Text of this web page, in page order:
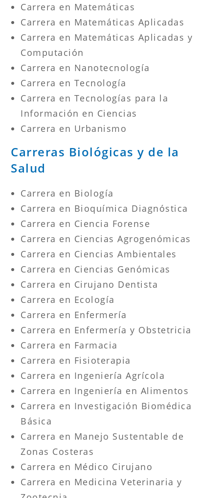
Carrera en Matemáticas
Carrera en Matemáticas Aplicadas
Carrera en Matemáticas Aplicadas y
Computación
Carrera en Nanotecnología
Carrera en Tecnología
Carrera en Tecnologías para la
Información en Ciencias
Carrera en Urbanismo
Carreras Biológicas y de la
Salud
Carrera en Biología
Carrera en Bioquímica Diagnóstica
Carrera en Ciencia Forense
Carrera en Ciencias Agrogenómicas
Carrera en Ciencias Ambientales
Carrera en Ciencias Genómicas
Carrera en Cirujano Dentista
Carrera en Ecología
Carrera en Enfermería
Carrera en Enfermería y Obstetricia
Carrera en Farmacia
Carrera en Fisioterapia
Carrera en Ingeniería Agrícola
Carrera en Ingeniería en Alimentos
Carrera en Investigación Biomédica
Básica
Carrera en Manejo Sustentable de
Zonas Costeras
Carrera en Médico Cirujano
Carrera en Medicina Veterinaria y